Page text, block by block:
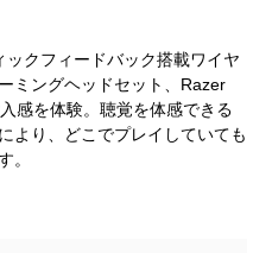
クフィードバック搭載ワイヤ
ミングヘッドセット、Razer
感を体験。聴覚を体感できる
より、どこでプレイしていても
。